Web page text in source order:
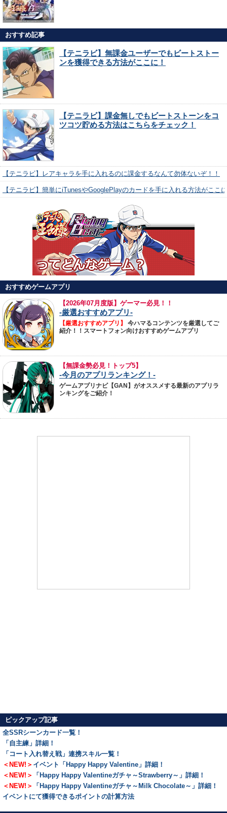
おすすめ記事
【テニラビ】無課金ユーザーでもビートストー
ンを獲得できる方法がここに！
【テニラビ】課金無しでもビートストーンをコ
ツコツ貯める方法はこちらをチェック！
【テニラビ】レアキャラを手に入れるのに課金するなんて勿体ないぞ！！
【テニラビ】簡単にiTunesやGooglePlayのカードを手に入れる方法がここ
おすすめゲームアプリ
【2026年07月度版】ゲーマー必見！！
-厳選おすすめアプリ-
【厳選おすすめアプリ】
今ハマるコンテンツを厳選してご
紹介！！スマートフォン向けおすすめゲームアプリ
【無課金勢必見！トップ5】
-今月のアプリランキング！-
ゲームアプリナビ【GAN】がオススメする最新のアプリラ
ンキングをご紹介！
ピックアップ記事
全SSRシーンカード一覧！
「自主練」詳細！
「コート入れ替え戦」連携スキル一覧！
＜NEW!＞ イベント「Happy Happy Valentine」詳細！
＜NEW!＞
「Happy Happy Valentineガチャ～Strawberry～」詳細！
＜NEW!＞
「Happy Happy Valentineガチャ～Milk Chocolate～」詳細！
イベントにて獲得できるポイントの計算方法